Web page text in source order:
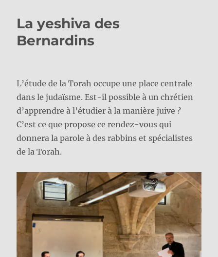
La yeshiva des
Bernardins
L’étude de la Torah occupe une place centrale
dans le judaïsme. Est-il possible à un chrétien
d’apprendre à l’étudier à la manière juive ?
C’est ce que propose ce rendez-vous qui
donnera la parole à des rabbins et spécialistes
de la Torah.